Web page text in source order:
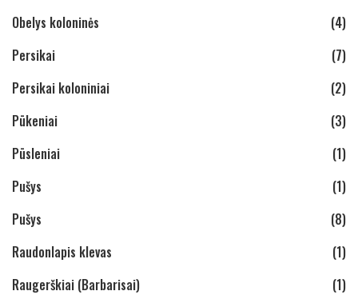
Obelys koloninės
(4)
Persikai
(7)
Persikai koloniniai
(2)
Pūkeniai
(3)
Pūsleniai
(1)
Pušys
(1)
Pušys
(8)
Raudonlapis klevas
(1)
Raugerškiai (Barbarisai)
(1)